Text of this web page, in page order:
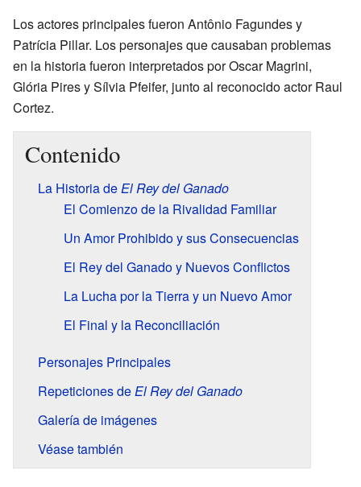
Los actores principales fueron Antônio Fagundes y
Patrícia Pillar. Los personajes que causaban problemas
en la historia fueron interpretados por Oscar Magrini,
Glória Pires y Sílvia Pfeifer, junto al reconocido actor Raul
Cortez.
Contenido
La Historia deEl Rey del Ganado
El Comienzo de la Rivalidad Familiar
Un Amor Prohibido y sus Consecuencias
El Rey del Ganado y Nuevos Conflictos
La Lucha por la Tierra y un Nuevo Amor
El Final y la Reconciliación
Personajes Principales
Repeticiones deEl Rey del Ganado
Galería de imágenes
Véase también